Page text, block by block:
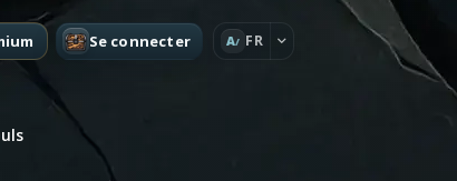
Se connecter A FR